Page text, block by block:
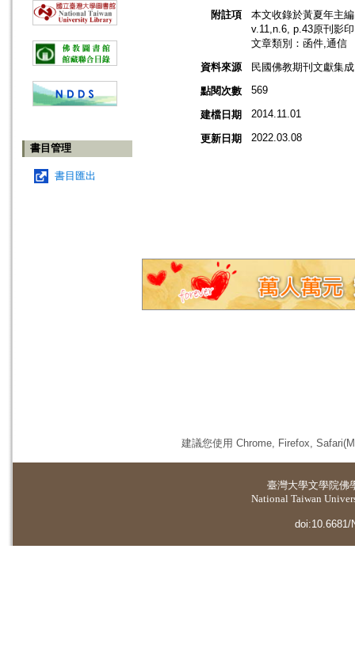
書目管理
書目匯出
附註項
本文收錄於黃夏年主
v.11,n.6, p.43原刊影
文章類別：函件,通信
資料來源
民國佛教期刊文獻集
點閱次數
569
建檔日期 2014.11.01
更新日期 2022.03.08
建議您使用 Chrome, Firefox,
臺灣大學文學院佛
National Taiwan
doi:10.6681/